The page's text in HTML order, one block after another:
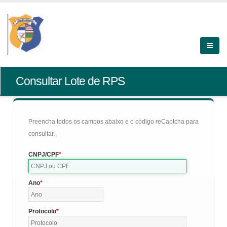
Consultar Lote de RPS
Preencha todos os campos abaixo e o código reCaptcha para
consultar.
CNPJ/CPF
Ano
Protocolo